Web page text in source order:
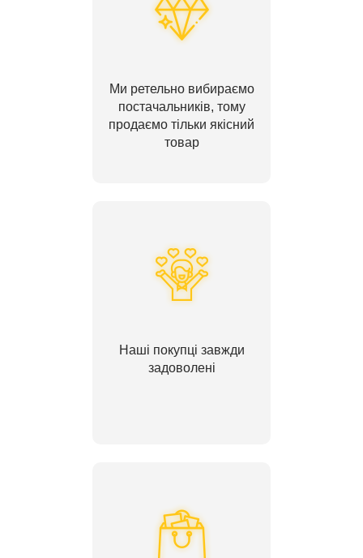
Ми ретельно вибираємо
постачальників, тому
продаємо тільки якісний
товар
Наші покупці завжди
задоволені